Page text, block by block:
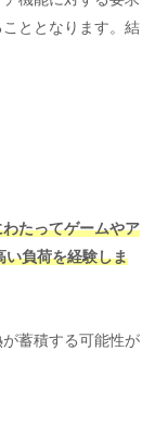
ととなります。結
たってゲームやア
い負荷を経験しま
蓄積する可能性が